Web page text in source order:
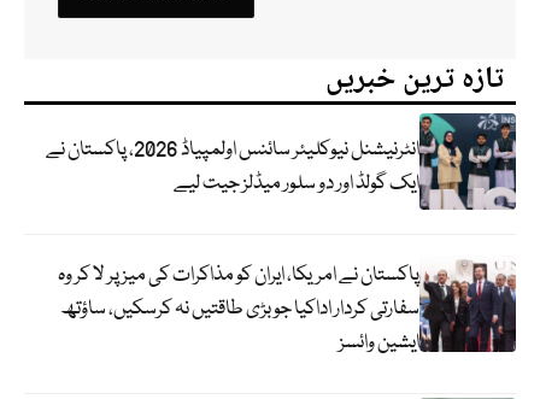
تازہ ترین خبریں
انٹرنیشنل نیوکلیئر سائنس اولمپیاڈ 2026، پاکستان نے
ایک گولڈ اور دو سلور میڈلز جیت لیے
پاکستان نے امریکا، ایران کو مذاکرات کی میز پر لا کر وہ
سفارتی کردار اداکیا جو بڑی طاقتیں نہ کرسکیں، ساؤتھ
ایشین وائسز